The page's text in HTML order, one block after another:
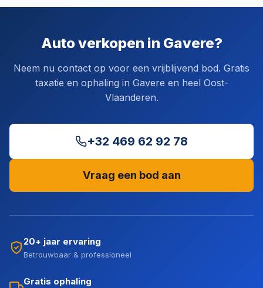
Auto verkopen in Gavere?
Neem nu contact op voor een vrijblijvend bod. Gratis
taxatie en ophaling in Gavere en heel Oost-
Vlaanderen.
+32 469 62 92 78
Vraag een bod aan
20+ jaar ervaring
Betrouwbaar & professioneel
Gratis ophaling